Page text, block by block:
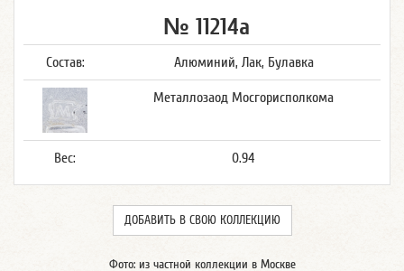
№ 11214а
Состав: Алюминий, Лак, Булавка
Металлозаод Мосгорисполкома
Вес: 0.94
ДОБАВИТЬ В СВОЮ КОЛЛЕКЦИЮ
Фото: из частной коллекции в Москве